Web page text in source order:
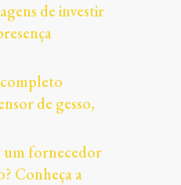
de investir
de gesso,
fornecedor
Conheça a